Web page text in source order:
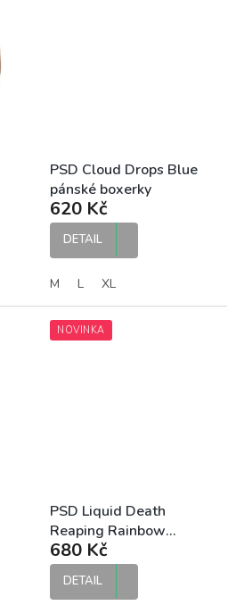
PSD Cloud Drops Blue
pánské boxerky
620 Kč
DETAIL
M L XL
NOVINKA
PSD Liquid Death
Reaping Rainbow
pánské boxerky
680 Kč
DETAIL